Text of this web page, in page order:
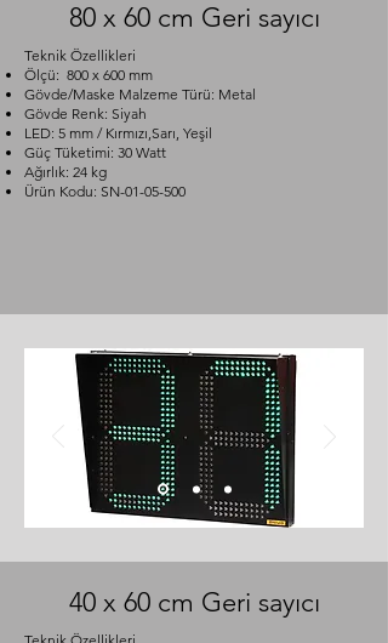
80 x 60 cm Geri sayıcı
Teknik Özellikleri
Ölçü: 800 x 600 mm
Gövde/Maske Malzeme Türü: Metal
Gövde Renk: Siyah
LED: 5 mm / Kırmızı,Sarı, Yeşil
Güç Tüketimi: 30 Watt
Ağırlık: 24 kg
Ürün Kodu: SN-01-05-500
40 x 60 cm Geri sayıcı